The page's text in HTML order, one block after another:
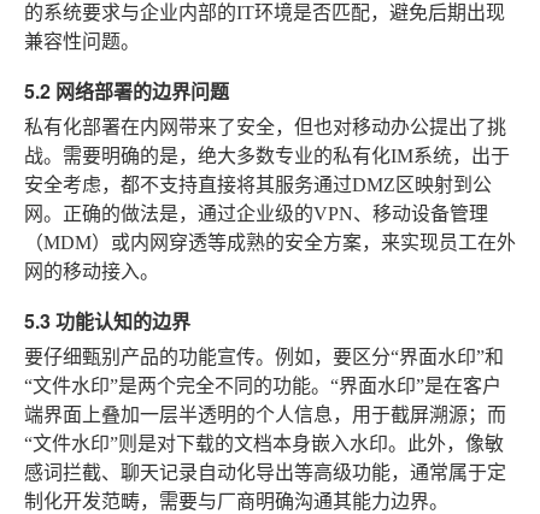
的系统要求与企业内部的IT环境是否匹配，避免后期出现
兼容性问题。
5.2 网络部署的边界问题
私有化部署在内网带来了安全，但也对移动办公提出了挑
战。需要明确的是，绝大多数专业的私有化IM系统，出于
安全考虑，都不支持直接将其服务通过DMZ区映射到公
网。正确的做法是，通过企业级的VPN、移动设备管理
（MDM）或内网穿透等成熟的安全方案，来实现员工在外
网的移动接入。
5.3 功能认知的边界
要仔细甄别产品的功能宣传。例如，要区分“界面水印”和
“文件水印”是两个完全不同的功能。“界面水印”是在客户
端界面上叠加一层半透明的个人信息，用于截屏溯源；而
“文件水印”则是对下载的文档本身嵌入水印。此外，像敏
感词拦截、聊天记录自动化导出等高级功能，通常属于定
制化开发范畴，需要与厂商明确沟通其能力边界。